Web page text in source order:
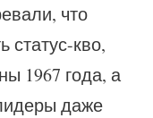
что
статус-кво,
1967 года, а
даже